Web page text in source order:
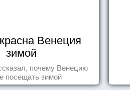
Венеция
зимой
почему Венецию
посещать зимой